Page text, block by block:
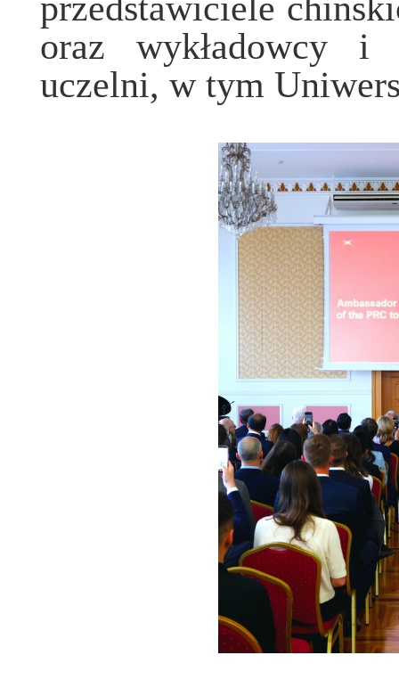
oraz wykładowcy
uczelni, w tym